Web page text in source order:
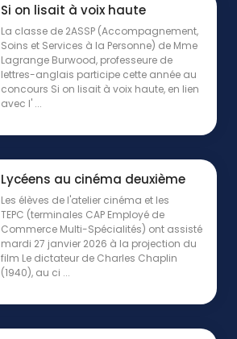
Si on lisait à voix haute
La classe de 2ASSP (Accompagnement,
Soins et Services à la Personne) de Mme
Lagrange Burwood, professeure de
lettres-anglais participe cette année au
concours Si on lisait à voix haute, en lien
avec l' ...
Lycéens au cinéma deuxième
Les élèves de l'atelier cinéma et les
TEPC (terminales CAP Employé de
Commerce Multi-Spécialités) ont assisté
mardi 27 janvier 2026 à la projection du
film Le dictateur de Charles Chaplin
(1940), au ci ...